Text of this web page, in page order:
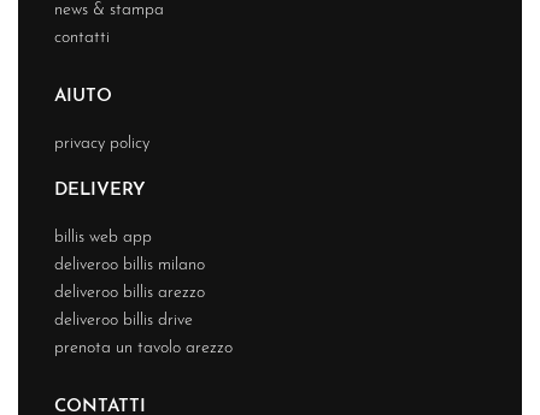
news & stampa
contatti
AIUTO
privacy policy
DELIVERY
billis web app
deliveroo billis milano
deliveroo billis arezzo
deliveroo billis drive
prenota un tavolo arezzo
CONTATTI